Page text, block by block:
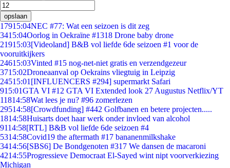
opslaan
17915:04NEC #77: Wat een seizoen is dit zeg
3415:04Oorlog in Oekraïne #1318 Drone baby drone
21915:03[Videoland] B&B vol liefde 6de seizoen #1 voor de
vooruitkijkers
24615:03Vinted #15 nog-net-niet gratis en verzendgezeur
3715:02Droneaanval op Oekrains vliegtuig in Leipzig
24515:01 [INFLUENCERS #294] supermarkt Safari
915:01GTA VI #12 GTA VI Extended look 27 Augustus Netflix/YT
11814:58Wat lees je nu? #96 zomerlezen
29514:58[Crowdfunding] #442 Golfbanen en betere projecten.....
1814:58Huisarts doet haar werk onder invloed van alcohol
9114:58[RTL] B&B vol liefde 6de seizoen #4
5314:58Covid19 the aftermath #17 bananenmilkshake
3414:56[SBS6] De Bondgenoten #317 We dansen de macaroni
4214:55Progressieve Democraat El-Sayed wint nipt voorverkiezing
Michigan